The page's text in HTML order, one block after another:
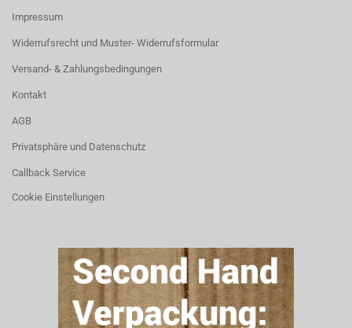
Impressum
Widerrufsrecht und Muster- Widerrufsformular
Versand- & Zahlungsbedingungen
Kontakt
AGB
Privatsphäre und Datenschutz
Callback Service
Cookie Einstellungen